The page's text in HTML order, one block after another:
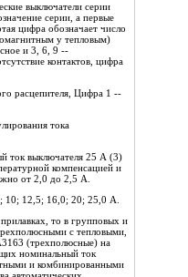
выключатели серии
серии, а первые
цифра обозначает число
у тепловым)
и 3, 6, 9 --
контактов, цифра
расцепителя, Цифра 1 --
тока
ток выключателя 25 А (3)
компенсацией и
от 2,0 до 2,5 А.
10; 12,5; 16,0; 20; 25,0 А.
то в групповых и
с тепловыми,
(трехполюсные) на
номинальный ток
и комбинированными